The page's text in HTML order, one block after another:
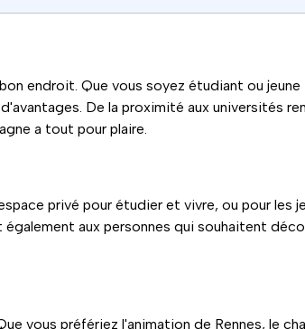
endroit. Que vous soyez étudiant ou jeune
De la proximité aux universités
a tout pour plaire.
privé pour étudier et vivre, ou pour les
aux personnes qui souhaitent
vous préfériez l'animation de Rennes, le